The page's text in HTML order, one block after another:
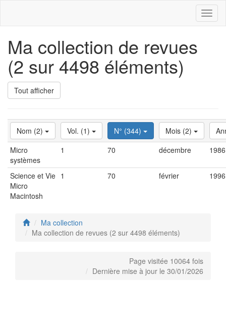
Ma collection de revues
(2 sur 4498 éléments)
Tout afficher
Nom (2) Vol. (1) N° (344) Mois (2)
Micro
systèmes
1 70 décembre 1986
Science et Vie
Micro
Macintosh
1 70 février 1996
Ma collection
Ma collection de revues (2 sur 4498 éléments)
Page visitée 10064 fois
Dernière mise à jour le 30/01/2026